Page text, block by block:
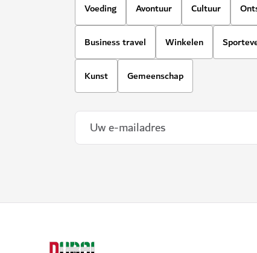
Voeding Avontuur Cultuur
Business travel Winkelen
Kunst Gemeenschap